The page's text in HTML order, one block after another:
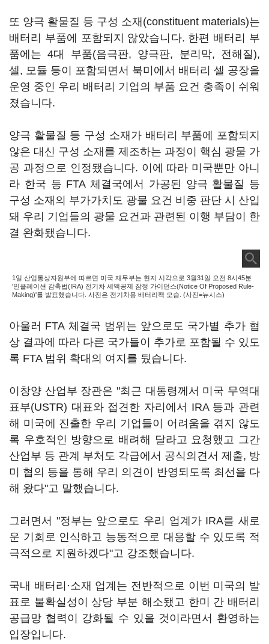
또 양극 활물질 등 구성 소재(constituent materials)는
배터리 부품에 포함되지 않았습니다. 한편 배터리 부
품에는 4대 부품(음극판, 양극판, 분리막, 전해질),
셀, 모듈 등이 포함되면서 북미에서 배터리 셀 공장을
운영 중인 우리 배터리 기업의 부품 요건 충족이 쉬워
졌습니다.
양극 활물질 등 구성 소재가 배터리 부품에 포함되지
않은 대신 구성 소재를 제조하는 과정이 핵심 광물 가
공 과정으로 인정됐습니다. 이에 따라 미국뿐만 아니
라 한국 등 FTA 체결국에서 가공된 양극 활물질 등
구성 소재의 부가가치도 광물 요건 비중 판단 시 산입
돼 우리 기업들의 광물 요건과 관련된 이행 부담이 한
결 완화됐습니다.
1일 산업통상자원부에 따르면 미국 재무부는 현지 시각으로 3월31일 오전 8시45분
'인플레이션 감축법(IRA) 전기차 세액공제 잠정 가이던스(Notice Of Proposed Rule-
Making)'를 발표했습니다. 사진은 전기차용 배터리팩 모습. (사진=뉴시스)
아울러 FTA 체결국 범위는 앞으로도 국가별 추가 협
상 결과에 따라 다른 국가들이 추가로 포함될 수 있도
록 FTA 범위 확대의 여지를 뒀습니다.
이창양 산업부 장관은 "최근 대통령께서 미국 무역대
표부(USTR) 대표와 접견한 자리에서 IRA 등과 관련
해 미국에 진출한 우리 기업들이 어려움을 겪지 않도
록 우호적인 방향으로 배려해 달라고 요청했고 그간
산업부 등 관계 부처도 각급에서 공식의견서 제출, 방
미 협의 등을 통해 우리 의견이 반영되도록 최선을 다
해 왔다"고 말했습니다.
그러면서 "정부는 앞으로도 우리 업계가 IRA를 새로
운 기회로 인식하고 능동적으로 대응할 수 있도록 적
극적으로 지원하겠다"고 강조했습니다.
국내 배터리·소재 업계는 전반적으로 이번 미국의 발
표로 불확실성이 상당 부분 해소됐고 한미 간 배터리
공급망 협력이 강화될 수 있을 것이라면서 환영하는
입장입니다.